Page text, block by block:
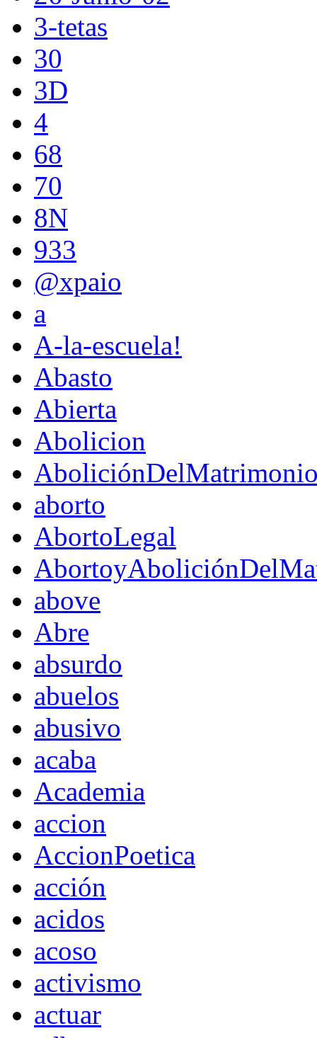
3-tetas
30
3D
4
68
70
8N
933
@xpaio
a
A-la-escuela!
Abasto
Abierta
Abolicion
aborto
AbortoLegal
above
Abre
absurdo
abuelos
abusivo
acaba
Academia
accion
AccionPoetica
acción
acidos
acoso
activismo
actuar